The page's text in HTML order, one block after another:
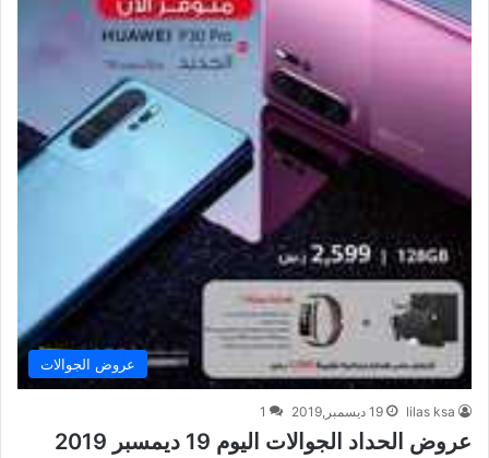
عروض الجوالات
lilas ksa 19 ديسمبر,2019 1
عروض الحداد الجوالات اليوم 19 ديمسبر 2019